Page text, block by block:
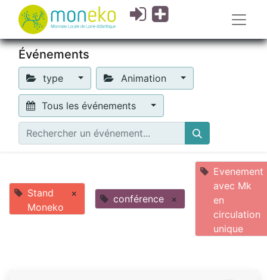
Événements
type Animation
Tous les événements
Stand
Moneko
× conférence ×
Evenement
avec Mk
en
circulation
unique